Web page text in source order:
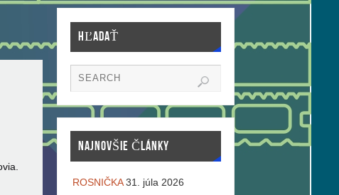
HĽADAŤ
NAJNOVŠIE ČLÁNKY
ROSNIČKA 31. júla 2026